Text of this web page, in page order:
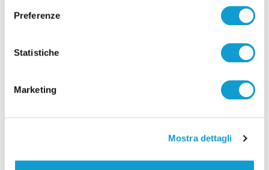
Preferenze
Statistiche
Marketing
Mostra dettagli
3, Lagumdzija 16, Nikolov 15, Diamantini, Bisotto, Motzo,
Balaso (L), Anzani 5, Larizza, Thelle 1, Bottolo 16, Yant 1,
NOTE: Taranto: battute sbagliate 18, ace 7, muri 9, attacco